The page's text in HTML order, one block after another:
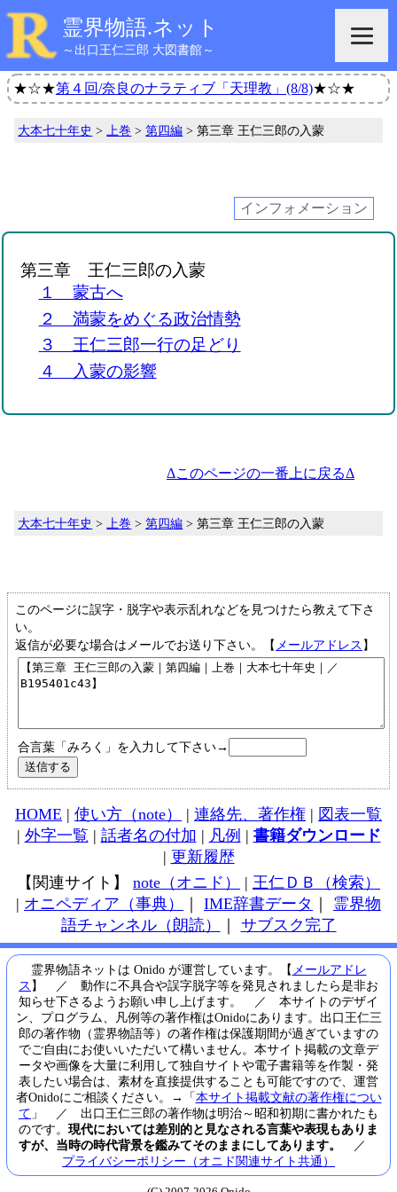
霊界物語.ネット
～出口王仁三郎 大図書館～
★☆★第４回/奈良のナラティブ「天理教」(8/8)★☆★
大本七十年史 > 上巻 >第四編 > 第三章 王仁三郎の入蒙
インフォメーション
第三章 王仁三郎の入蒙
１ 蒙古へ
２ 満蒙をめぐる政治情勢
３ 王仁三郎一行の足どり
４ 入蒙の影響
Δこのページの一番上に戻るΔ
大本七十年史 > 上巻 >第四編 > 第三章 王仁三郎の入蒙
このページに誤字・脱字や表示乱れなどを見つけたら教えて下さ
い。
返信が必要な場合はメールでお送り下さい。【 メールアドレス 】
合言葉「みろく」を入力して下さい→
HOME | 使い方（note） | 連絡先、著作権 | 図表一覧
| 外字一覧 | 話者名の付加 | 凡例 | 書籍ダウンロード
| 更新履歴
【関連サイト】 note（オニド） | 王仁ＤＢ（検索）
| オニペディア（事典） ｜ IME辞書データ ｜ 霊界物
語チャンネル（朗読）
｜ サブスク完了
霊界物語ネットは Onido が運営しています。【 メールアドレ
ス 】 ／ 動作に不具合や誤字脱字等を発見されましたら是非お
知らせ下さるようお願い申し上げます。 ／ 本サイトのデザイ
ン、プログラム、凡例等の著作権はOnidoにあります。出口王仁三
郎の著作物（霊界物語等）の著作権は保護期間が過ぎていますの
でご自由にお使いいただいて構いません。本サイト掲載の文章デ
ータや画像を大量に利用して独自サイトや電子書籍等を作製・発
表したい場合は、素材を直接提供することも可能ですので、運営
者Onidoにご相談ください。→「本サイト掲載文献の著作権につい
て 」 ／ 出口王仁三郎の著作物は明治～昭和初期に書かれたも
のです。 現代においては差別的と見なされる言葉や表現もありま
すが、当時の時代背景を鑑みてそのままにしてあります。
／
プライバシーポリシー（オニド関連サイト共通）